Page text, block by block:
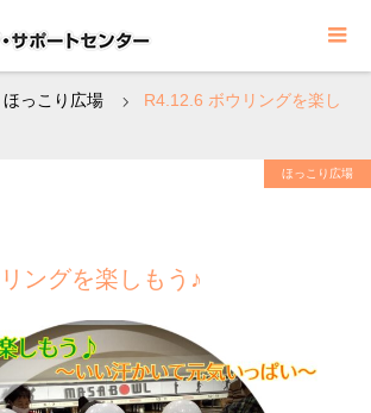
ほっこり広場
R4.12.6 ボウリングを楽し
ほっこり広場
ングを楽しもう♪